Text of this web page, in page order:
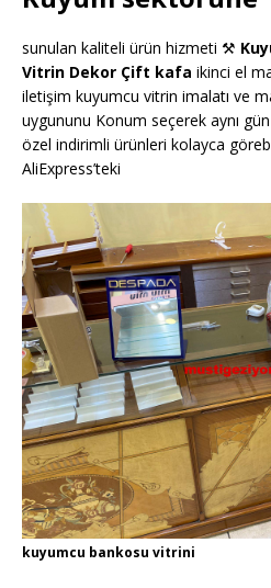
sunulan kaliteli ürün hizmeti ⚒
Vitrin Dekor Çift kafa ikinci el
iletişim kuyumcu vitrin imalatı ve
uygununu Konum seçerek aynı
özel indirimli ürünleri kolayca
AliExpress’teki
kuyumcu bankosu vitrini